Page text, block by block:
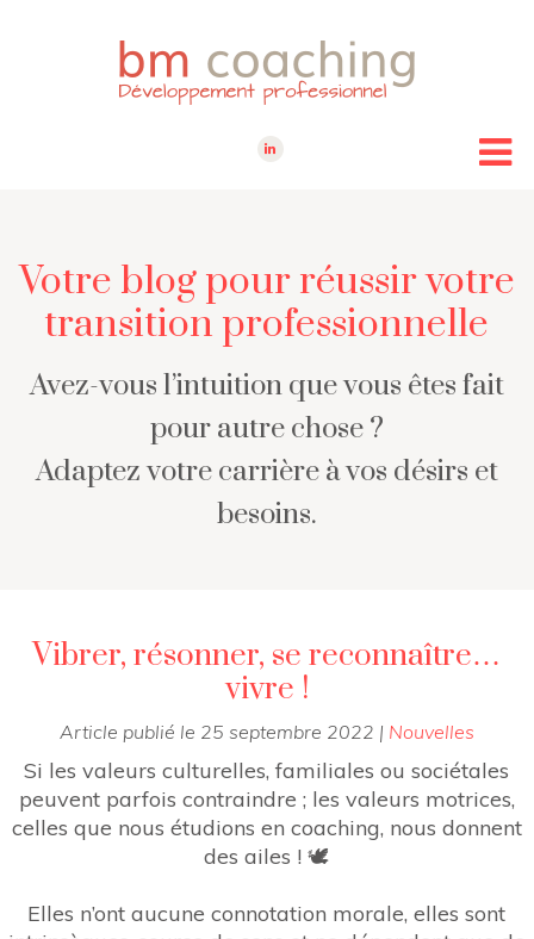
Votre blog pour réussir votre
transition professionnelle
Avez-vous l’intuition que vous êtes fait
pour autre chose ?
Adaptez votre carrière à vos désirs et
besoins.
Vibrer, résonner, se reconnaître…
vivre !
Article publié le 25 septembre 2022 | Nouvelles
Si les valeurs culturelles, familiales ou sociétales
peuvent parfois contraindre ; les valeurs motrices,
celles que nous étudions en coaching, nous donnent
des ailes ! 🕊️
Elles n’ont aucune connotation morale, elles sont